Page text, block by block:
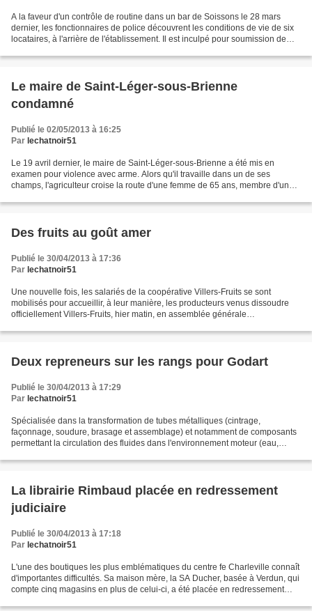
A la faveur d'un contrôle de routine dans un bar de Soissons le 28 mars
dernier, les fonctionnaires de police découvrent les conditions de vie de six
locataires, à l'arrière de l'établissement. Il est inculpé pour soumission de
Le maire de Saint-Léger-sous-Brienne
condamné
Publié le 02/05/2013 à 16:25
Par lechatnoir51
Le 19 avril dernier, le maire de Saint-Léger-sous-Brienne a été mis en
examen pour violence avec arme. Alors qu'il travaille dans un de ses
champs, l'agriculteur croise la route d'une femme de 65 ans, membre d'une
Des fruits au goût amer
Publié le 30/04/2013 à 17:36
Par lechatnoir51
Une nouvelle fois, les salariés de la coopérative Villers-Fruits se sont
mobilisés pour accueillir, à leur manière, les producteurs venus dissoudre
officiellement Villers-Fruits, hier matin, en assemblée générale
Deux repreneurs sur les rangs pour Godart
Publié le 30/04/2013 à 17:29
Par lechatnoir51
Spécialisée dans la transformation de tubes métalliques (cintrage,
façonnage, soudure, brasage et assemblage) et notamment de composants
permettant la circulation des fluides dans l'environnement moteur (eau,
La librairie Rimbaud placée en redressement
judiciaire
Publié le 30/04/2013 à 17:18
Par lechatnoir51
L'une des boutiques les plus emblématiques du centre fe Charleville connaît
d'importantes difficultés. Sa maison mère, la SA Ducher, basée à Verdun, qui
compte cinq magasins en plus de celui-ci, a été placée en redressement